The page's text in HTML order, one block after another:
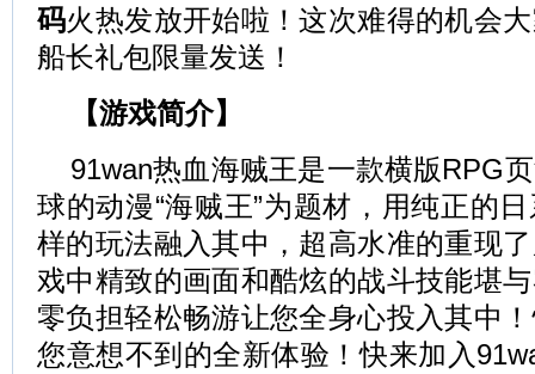
码火热发放开始啦！这次难得的机会
船长礼包限量发送！
【游戏简介】
91wan热血海贼王是一款横版RPG
球的动漫“海贼王”为题材，用纯正的
样的玩法融入其中，超高水准的重现
戏中精致的画面和酷炫的战斗技能堪
零负担轻松畅游让您全身心投入其中
您意想不到的全新体验！快来加入